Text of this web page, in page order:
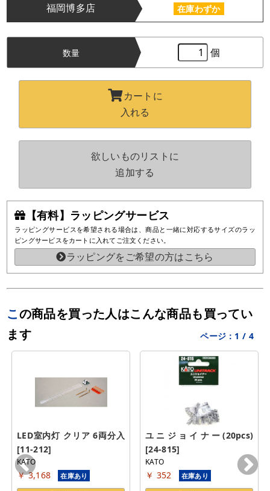
福岡博多店 在庫わずか
【有料】ラッピングサービス
ラッピングサービスを希望される場合は、商品と一緒に対応するサイズのラッ
ピングサービスをカートに入れてご注文ください。
ラッピングをご希望の方はこちら
数量 個
カートに
入れる
欲しいものリストに
追加する
この商品を買った人はこんな商品も買ってい
ます
ページ： 1 / 4
LED室内灯 クリア 6両分入
[11-212]
KATO
￥ 3,168 在庫あり
ユニジョイナー(20pcs)
[24-815]
KATO
￥ 352 在庫あり